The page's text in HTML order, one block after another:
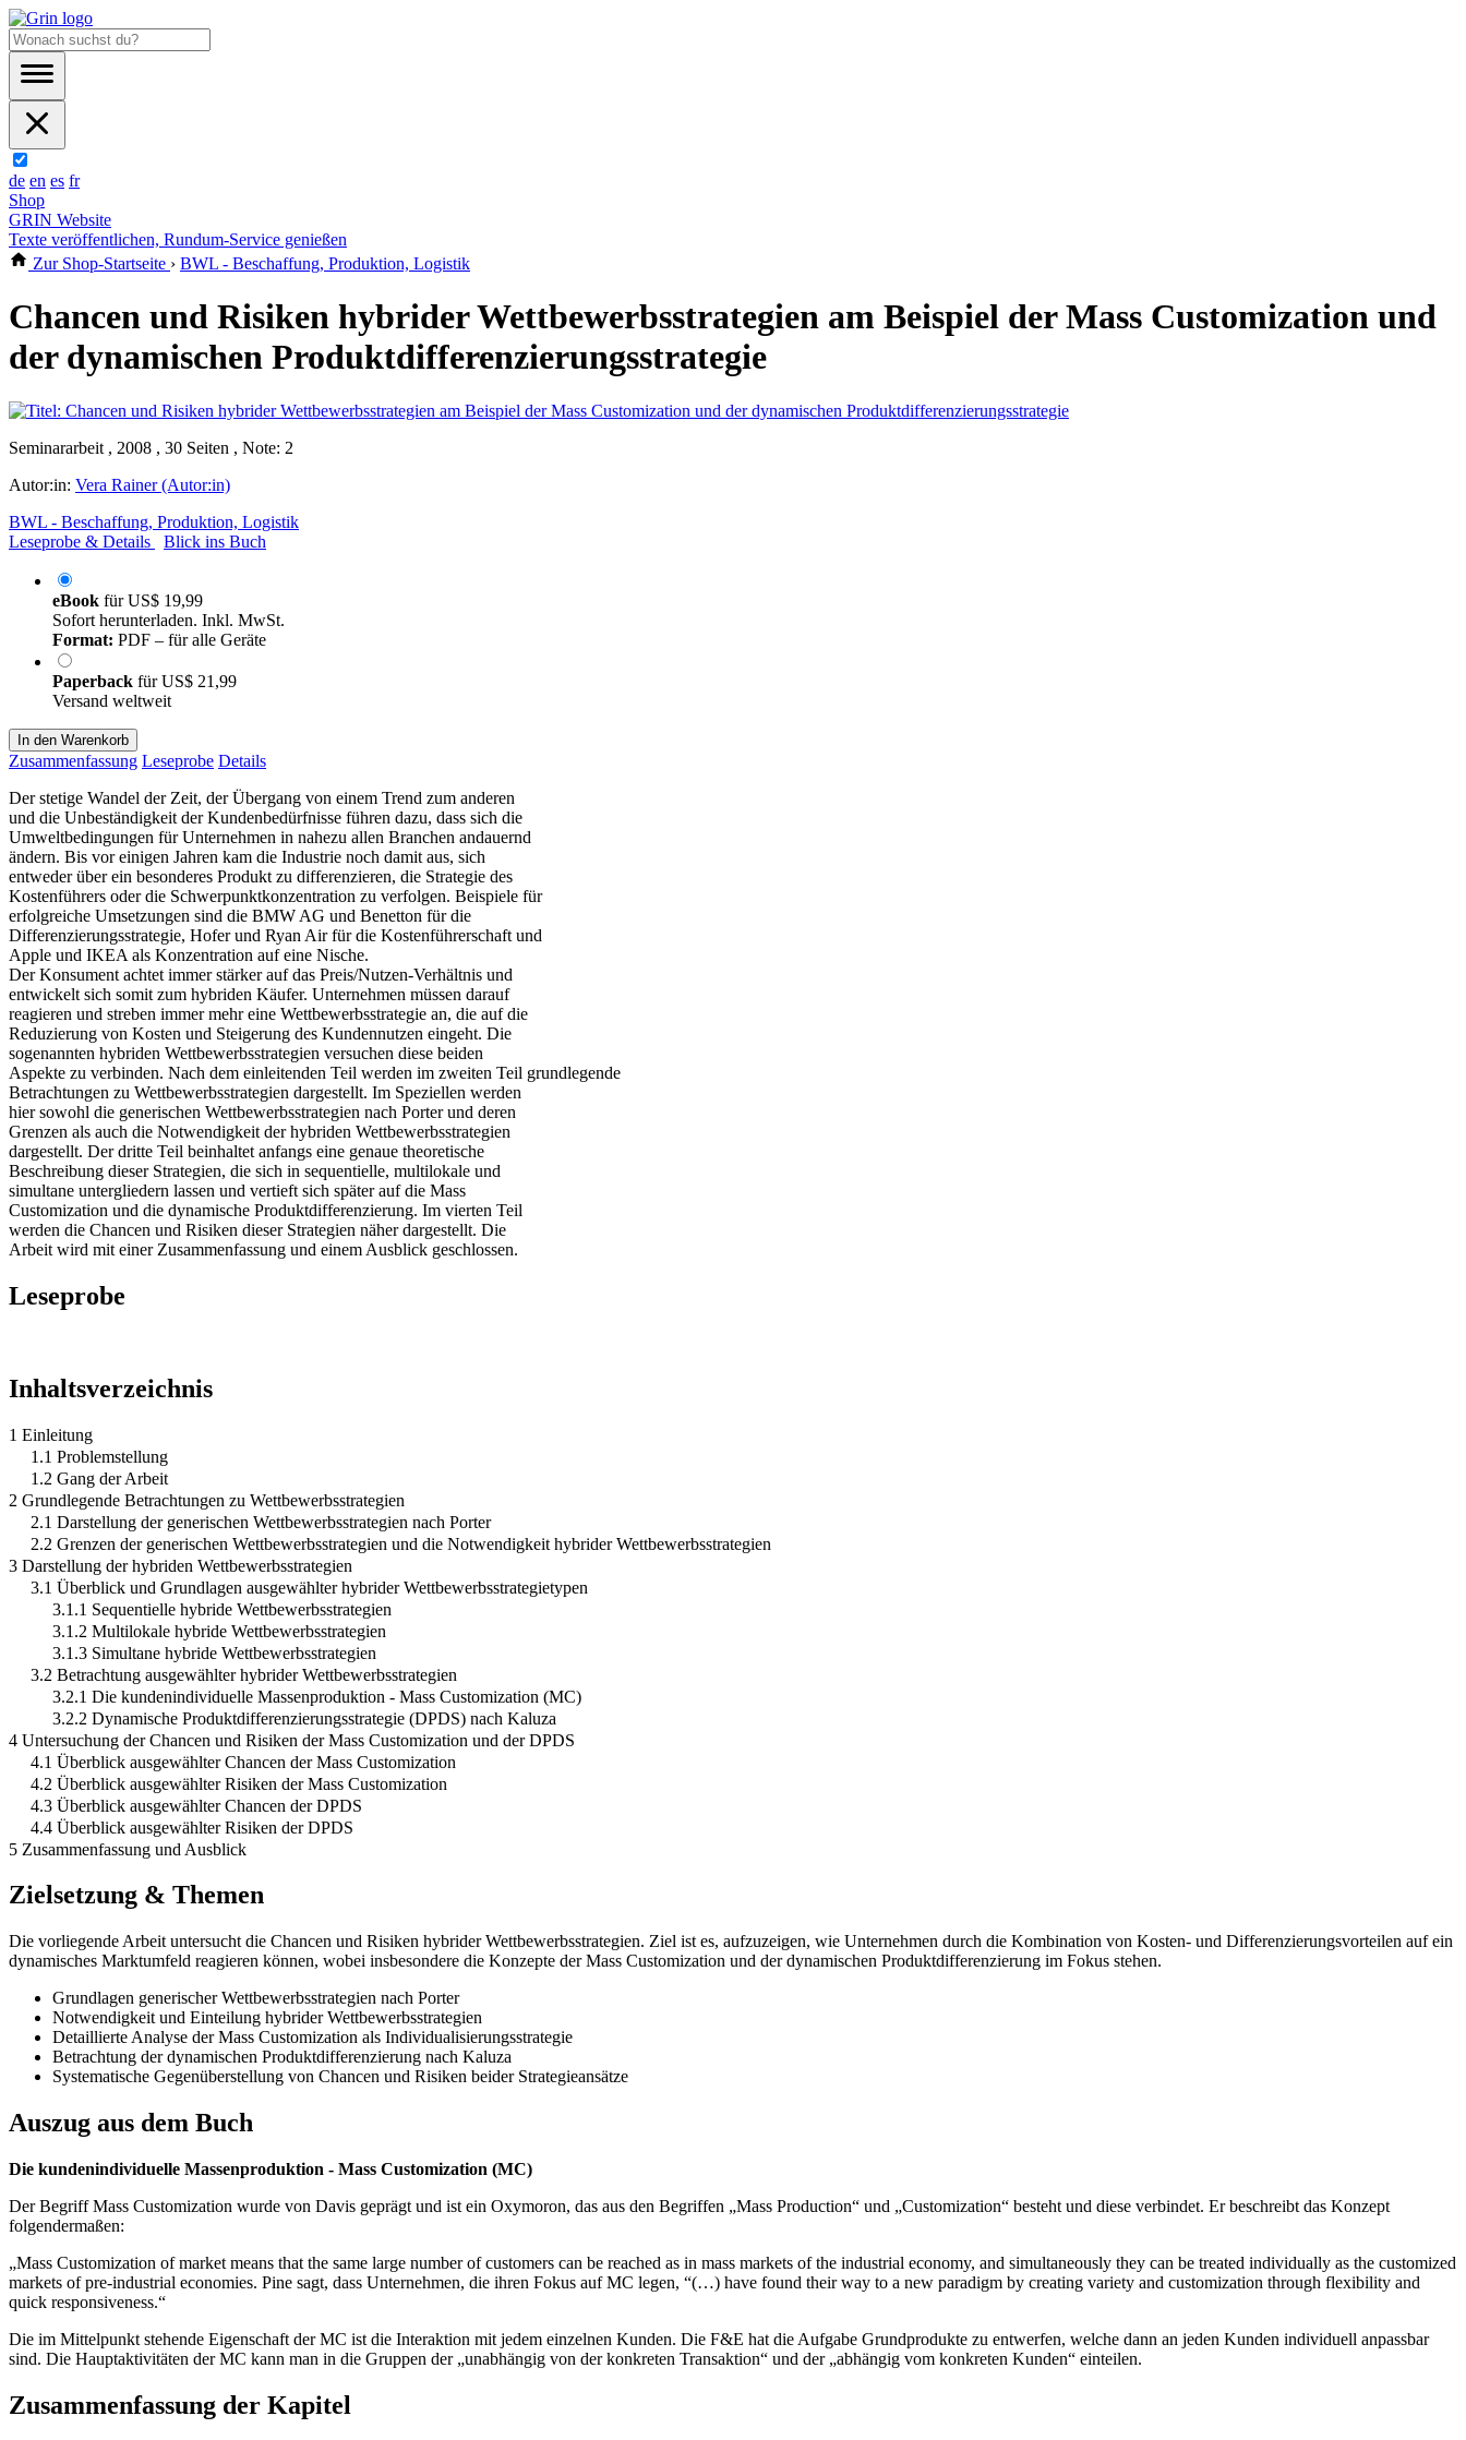
de en es fr
Shop
GRIN Website
Texte veröffentlichen, Rundum-Service genießen
Zur Shop-Startseite › BWL - Beschaffung, Produktion, Logistik
Chancen und Risiken hybrider Wettbewerbsstrategien am Beispiel der Mass Customization und
der dynamischen Produktdifferenzierungsstrategie
Seminararbeit , 2008 , 30 Seiten , Note: 2
Autor:in: Vera Rainer (Autor:in)
BWL - Beschaffung, Produktion, Logistik
Leseprobe & Details
Blick ins Buch
eBook fürUS$ 19,99
Sofort herunterladen. Inkl. MwSt.
Format: PDF – für alle Geräte
Paperback fürUS$ 21,99
Versand weltweit
In den Warenkorb
Zusammenfassung Leseprobe Details
Der stetige Wandel der Zeit, der Übergang von einem Trend zum anderen
und die Unbeständigkeit der Kundenbedürfnisse führen dazu, dass sich die
Umweltbedingungen für Unternehmen in nahezu allen Branchen andauernd
ändern. Bis vor einigen Jahren kam die Industrie noch damit aus, sich
entweder über ein besonderes Produkt zu differenzieren, die Strategie des
Kostenführers oder die Schwerpunktkonzentration zu verfolgen. Beispiele für
erfolgreiche Umsetzungen sind die BMW AG und Benetton für die
Differenzierungsstrategie, Hofer und Ryan Air für die Kostenführerschaft und
Apple und IKEA als Konzentration auf eine Nische.
Der Konsument achtet immer stärker auf das Preis/Nutzen-Verhältnis und
entwickelt sich somit zum hybriden Käufer. Unternehmen müssen darauf
reagieren und streben immer mehr eine Wettbewerbsstrategie an, die auf die
Reduzierung von Kosten und Steigerung des Kundennutzen eingeht. Die
sogenannten hybriden Wettbewerbsstrategien versuchen diese beiden
Aspekte zu verbinden. Nach dem einleitenden Teil werden im zweiten Teil grundlegende
Betrachtungen zu Wettbewerbsstrategien dargestellt. Im Speziellen werden
hier sowohl die generischen Wettbewerbsstrategien nach Porter und deren
Grenzen als auch die Notwendigkeit der hybriden Wettbewerbsstrategien
dargestellt. Der dritte Teil beinhaltet anfangs eine genaue theoretische
Beschreibung dieser Strategien, die sich in sequentielle, multilokale und
simultane untergliedern lassen und vertieft sich später auf die Mass
Customization und die dynamische Produktdifferenzierung. Im vierten Teil
werden die Chancen und Risiken dieser Strategien näher dargestellt. Die
Arbeit wird mit einer Zusammenfassung und einem Ausblick geschlossen.
Leseprobe
Inhaltsverzeichnis
1 Einleitung
1.1 Problemstellung
1.2 Gang der Arbeit
2 Grundlegende Betrachtungen zu Wettbewerbsstrategien
2.1 Darstellung der generischen Wettbewerbsstrategien nach Porter
2.2 Grenzen der generischen Wettbewerbsstrategien und die Notwendigkeit hybrider Wettbewerbsstrategien
3 Darstellung der hybriden Wettbewerbsstrategien
3.1 Überblick und Grundlagen ausgewählter hybrider Wettbewerbsstrategietypen
3.1.1 Sequentielle hybride Wettbewerbsstrategien
3.1.2 Multilokale hybride Wettbewerbsstrategien
3.1.3 Simultane hybride Wettbewerbsstrategien
3.2 Betrachtung ausgewählter hybrider Wettbewerbsstrategien
3.2.1 Die kundenindividuelle Massenproduktion - Mass Customization (MC)
3.2.2 Dynamische Produktdifferenzierungsstrategie (DPDS) nach Kaluza
4 Untersuchung der Chancen und Risiken der Mass Customization und der DPDS
4.1 Überblick ausgewählter Chancen der Mass Customization
4.2 Überblick ausgewählter Risiken der Mass Customization
4.3 Überblick ausgewählter Chancen der DPDS
4.4 Überblick ausgewählter Risiken der DPDS
5 Zusammenfassung und Ausblick
Zielsetzung & Themen
Die vorliegende Arbeit untersucht die Chancen und Risiken hybrider Wettbewerbsstrategien. Ziel ist es, aufzuzeigen, wie Unternehmen durch die Kombination von Kosten- und Differenzierungsvorteilen auf ein
dynamisches Marktumfeld reagieren können, wobei insbesondere die Konzepte der Mass Customization und der dynamischen Produktdifferenzierung im Fokus stehen.
Grundlagen generischer Wettbewerbsstrategien nach Porter
Notwendigkeit und Einteilung hybrider Wettbewerbsstrategien
Detaillierte Analyse der Mass Customization als Individualisierungsstrategie
Betrachtung der dynamischen Produktdifferenzierung nach Kaluza
Systematische Gegenüberstellung von Chancen und Risiken beider Strategieansätze
Auszug aus dem Buch
Die kundenindividuelle Massenproduktion - Mass Customization (MC)
Der Begriff Mass Customization wurde von Davis geprägt und ist ein Oxymoron, das aus den Begriffen „Mass Production“ und „Customization“ besteht und diese verbindet. Er beschreibt das Konzept
folgendermaßen:
„Mass Customization of market means that the same large number of customers can be reached as in mass markets of the industrial economy, and simultaneously they can be treated individually as the customized
markets of pre-industrial economies. Pine sagt, dass Unternehmen, die ihren Fokus auf MC legen, “(…) have found their way to a new paradigm by creating variety and customization through flexibility and
quick responsiveness.“
Die im Mittelpunkt stehende Eigenschaft der MC ist die Interaktion mit jedem einzelnen Kunden. Die F&E hat die Aufgabe Grundprodukte zu entwerfen, welche dann an jeden Kunden individuell anpassbar
sind. Die Hauptaktivitäten der MC kann man in die Gruppen der „unabhängig von der konkreten Transaktion“ und der „abhängig vom konkreten Kunden“ einteilen.
Zusammenfassung der Kapitel